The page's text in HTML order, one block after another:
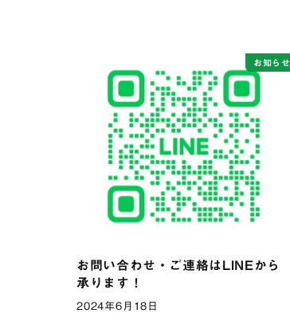
お知らせ
お問い合わせ・ご連絡はLINEから
承ります！
2024年6月18日